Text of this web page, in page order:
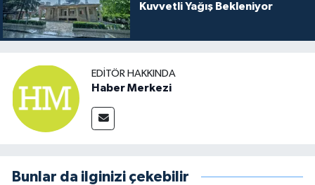
Kuvvetli Yağış Bekleniyor
EDITÖR HAKKINDA
Haber Merkezi
Bunlar da ilginizi çekebilir